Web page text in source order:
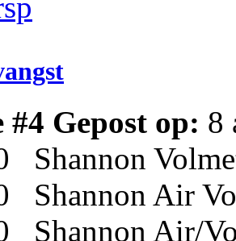
#4 Gepost op: 8
Shannon
Shannon Air
Shannon Air/